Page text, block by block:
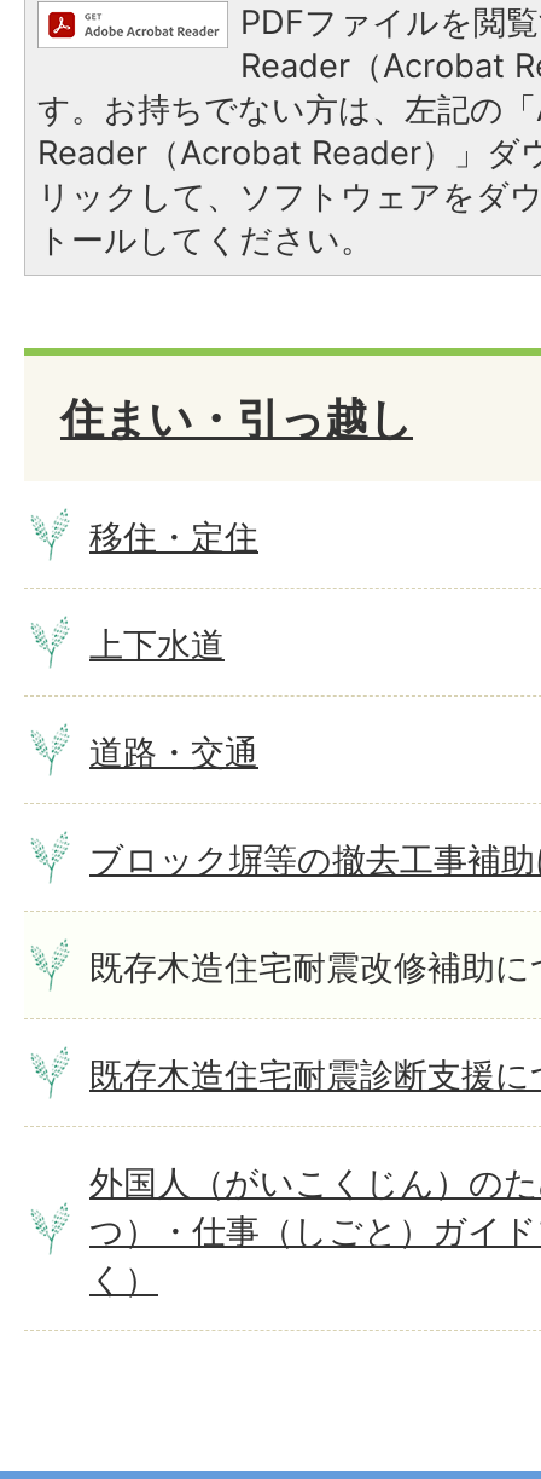
PDFファイルを閲
Reader（Acrobat
す。お持ちでない方は、左記の
Reader（Acrobat Reader）」ダ
リックして、ソフトウェアをダ
トールしてください。
住まい・引っ越し
移住・定住
上下水道
道路・交通
ブロック塀等の撤去工事補
既存木造住宅耐震改修補助
既存木造住宅耐震診断支援
外国人（がいこくじん）の
つ）・仕事（しごと）ガイ
く）